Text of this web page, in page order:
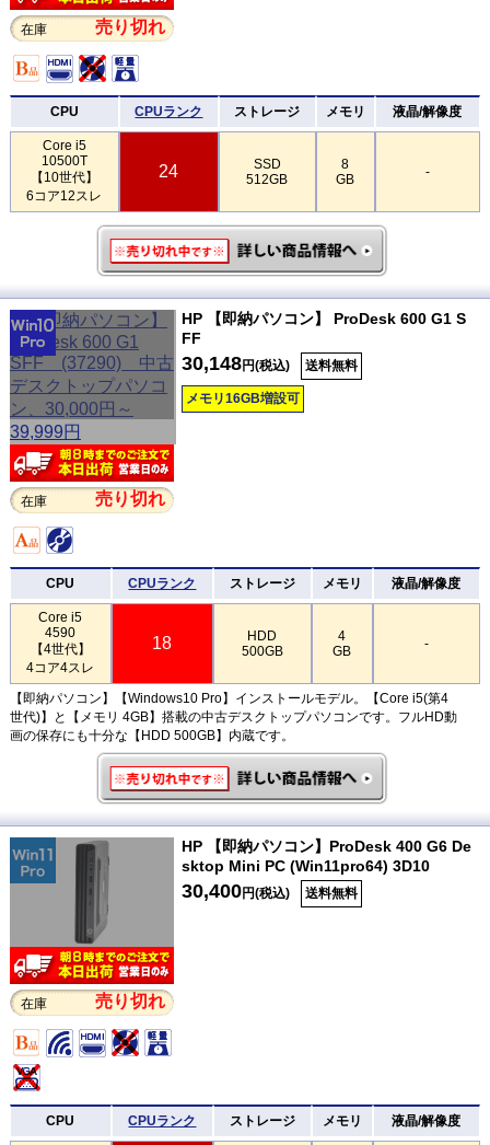
在庫 売り切れ
CPU CPUランク ストレージ メモリ 液晶/解像度
Core i5
10500T
【10世代】
6コア12スレ
24
SSD
512GB
8
GB
-
在庫 売り切れ
HP 【即納パソコン】 ProDesk 600 G1 S
FF
30,148円(税込) 送料無料
メモリ16GB増設可
CPU CPUランク ストレージ メモリ 液晶/解像度
Core i5
4590
【4世代】
4コア4スレ
18
HDD
500GB
4
GB
-
【即納パソコン】【Windows10 Pro】インストールモデル。【Core i5(第4
世代)】と【メモリ 4GB】搭載の中古デスクトップパソコンです。フルHD動
画の保存にも十分な【HDD 500GB】内蔵です。
在庫 売り切れ
HP 【即納パソコン】ProDesk 400 G6 De
sktop Mini PC (Win11pro64) 3D10
30,400円(税込) 送料無料
CPU CPUランク ストレージ メモリ 液晶/解像度